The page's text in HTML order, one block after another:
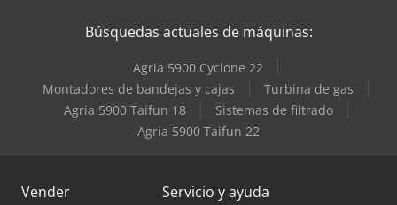
Búsquedas actuales de máquinas:
Agria 5900 Cyclone 22
Montadores de bandejas y cajas
Turbina de gas
Agria 5900 Taifun 18
Sistemas de filtrado
Agria 5900 Taifun 22
Vender Servicio y ayuda